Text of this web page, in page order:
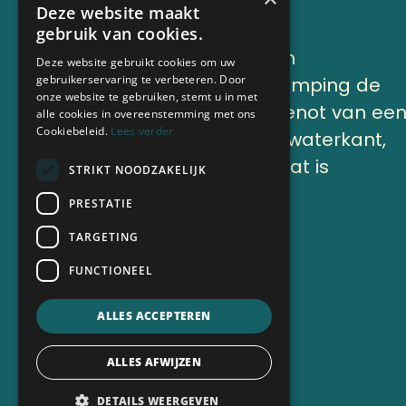
Lekker genieten en
onthaasten op Camping de
Finne onder het genot van een
kop koffie aan de waterkant,
of op ons terras, dat is
vakantie.
Deze website maakt
gebruik van cookies.
Deze website gebruikt cookies om uw
gebruikerservaring te verbeteren. Door
onze website te gebruiken, stemt u in met
alle cookies in overeenstemming met ons
Cookiebeleid. Lees verder
STRIKT NOODZAKELIJK
PRESTATIE
TARGETING
FUNCTIONEEL
ALLES ACCEPTEREN
ALLES AFWIJZEN
DETAILS WEERGEVEN